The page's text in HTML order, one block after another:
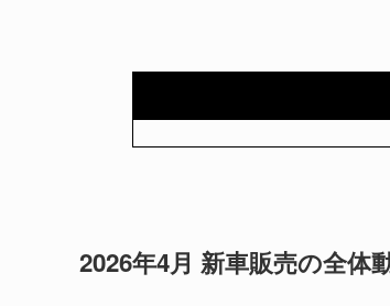
2026年4月 新車販売の全体